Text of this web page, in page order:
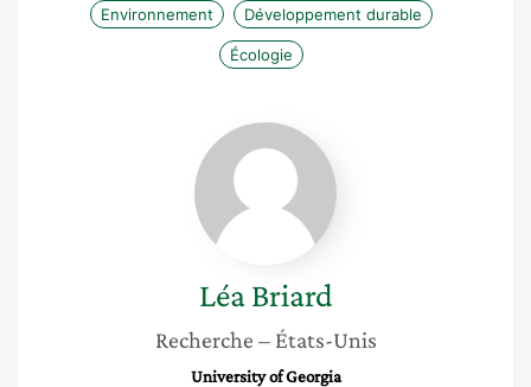
Environnement Développement durable
Écologie
Léa
Briard
Léa Briard
Recherche – États-Unis
University of Georgia